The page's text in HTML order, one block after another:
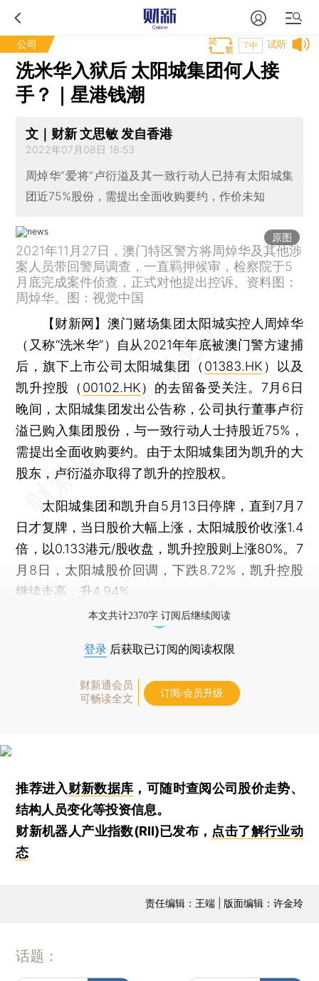
公司 试听
T中
洗米华入狱后 太阳城集团何人接
手？｜星港钱潮
文｜财新 文思敏 发自香港
2022年07月08日 18:53
周焯华“爱将”卢衍溢及其一致行动人已持有太阳城集
团近75%股份，需提出全面收购要约，作价未知
原图
2021年11月27日，澳门特区警方将周焯华及其他涉
案人员带回警局调查，一直羁押候审，检察院于5
月底完成案件侦查，正式对他提出控诉。资料图：
周焯华。图：视觉中国
【财新网】 澳门赌场集团太阳城实控人周焯华
（又称“洗米华”）自从2021年年底被澳门警方逮捕
后，旗下上市公司太阳城集团（ 01383.HK ）以及
凯升控股（ 00102.HK）的去留备受关注。7月6日
晚间，太阳城集团发出公告称，公司执行董事卢衍
溢已购入集团股份，与一致行动人士持股近75%，
需提出全面收购要约。由于太阳城集团为凯升的大
股东，卢衍溢亦取得了凯升的控股权。
太阳城集团和凯升自5月13日停牌，直到7月7
日才复牌，当日股价大幅上涨，太阳城股价收涨1.4
倍，以0.133港元/股收盘，凯升控股则上涨80%。7
月8日，太阳城股价回调，下跌8.72%，凯升控股
继续走高，升4.94%。
本文共计2370字 订阅后继续阅读
登录 后获取已订阅的阅读权限
财新通会员
可畅读全文
订阅/会员升级
推荐进入财新数据库 ，可随时查阅公司股价走势、
结构人员变化等投资信息。
财新机器人产业指数(RII)已发布， 点击了解行业动
态
责任编辑：王端 | 版面编辑：许金玲
话题：